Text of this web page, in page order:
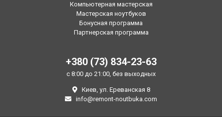
Компьютерная мастерская
Мастерская ноутбуков
Бонусная программа
Партнерская программа
+380 (73) 834-23-63
с 8:00 до 21:00, без выходных
Киев, ул. Ереванская 8
info@remont-noutbuka.com